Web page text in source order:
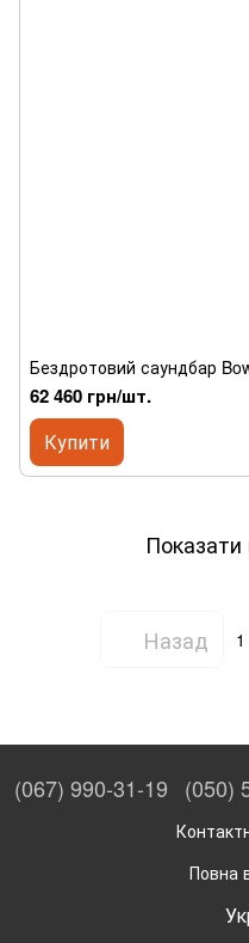
Бездротовий саундбар
62 460 грн/шт.
Купити
Показати
Назад 1
(067) 990-31-19 (050)
Повна